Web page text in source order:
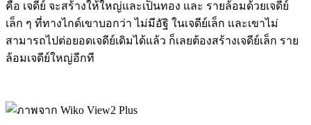
คือ เจดีย์ จะสร้างให้ใหญ่และเป็นทอง และ รายล้อมด้วยเจดีย์
เล็ก ๆ ที่ทางไกด์เขาบอกว่า ไม่มีอัฐิ ในเจดีย์เล็ก และเขาไม่
สามารถไปต่อยอดเจดีย์เดิมได้แล้ว ก็เลยต้องสร้างเจดีย์เล็ก ราย
ล้อมเจดีย์ใหญ่อีกที